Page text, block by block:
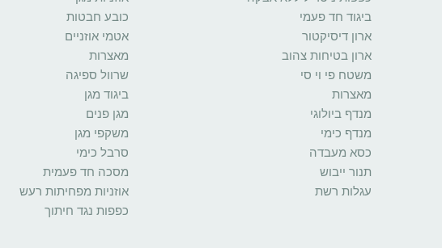
ביגוד חד פעמי
ארון דיסיקטור
ארון בטיחות צהוב
משטח פי וי סי
מאצרות
מנדף ביולוגי
מנדף כימי
כסא מעבדה
תנור ייבוש
עגלות רשת
כובע חבטות
אטמי אוזניים
מאצרות
שרוול ספיגה
ביגוד מגן
מגן פנים
משקפי מגן
סרבל כימי
מסכה חד פעמית
אוזניות מפחיתות רעש
כפפות נגד חיתוך